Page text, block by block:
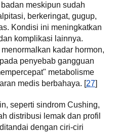
meskipun sudah
berkeringat, gugup,
Kondisi ini meningkatkan
komplikasi lainnya.
kadar hormon,
penyebab gangguan
metabolisme
medis berbahaya. [27]
seperti sindrom Cushing,
distribusi lemak dan profil
dengan ciri-ciri